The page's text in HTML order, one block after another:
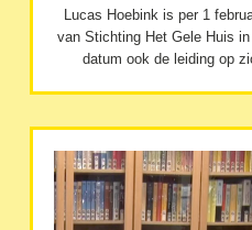
Lucas Hoebink is per 1
van Stichting Het Gele Huis
datum ook de leiding op